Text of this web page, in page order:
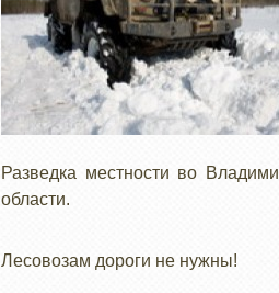
Разведка местности во
области.
Лесовозам дороги не нужны!